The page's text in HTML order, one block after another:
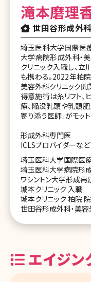
滝本磨理
世田谷形成外
埼玉医科大学国際医
大学病院形成外科・
クリニック入職し、
も携わる。2022年柏
美容外科クリニック開
得意施術は糸リフト
療、陥没乳頭や乳頭
寄り添う医師」がモット
形成外科専門医
ICLSプロバイダーなど
埼玉医科大学国際医
埼玉医科大学病院形
ワシントン大学形成
城本クリニック 入職
城本クリニック 柏院
世田谷形成外科・美
エイジン